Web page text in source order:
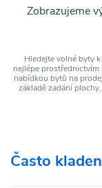
Zobrazujeme
Hledejte volné byty
nejlépe
nabídkou bytů na
základě zadání
Často